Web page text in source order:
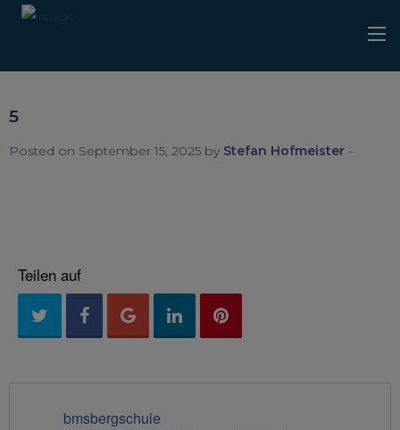
5
Posted on September 15, 2025 by Stefan Hofmeister -
Teilen auf
bmsbergschule